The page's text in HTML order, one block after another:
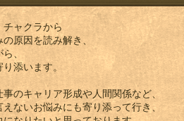
ャクラから
原因を読み解き、
、
り添います。
のキャリア形成や人間関係など、
ないお悩みにも寄り添って行き、